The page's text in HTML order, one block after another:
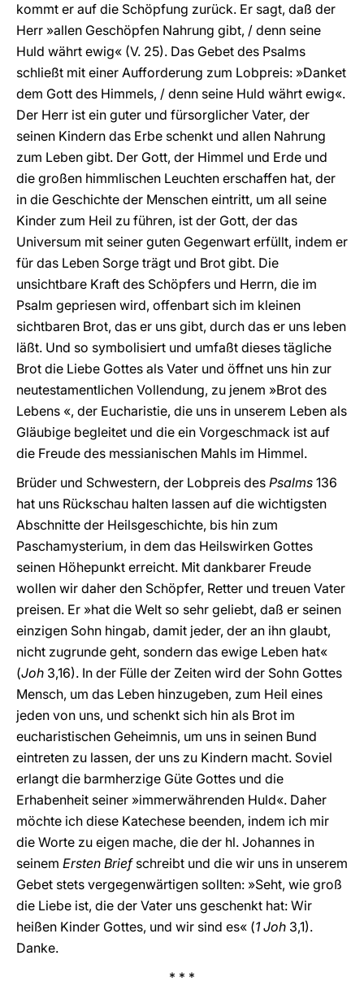
kommt er auf die Schöpfung zurück. Er sagt, daß der
Herr »allen Geschöpfen Nahrung gibt, / denn seine
Huld währt ewig« (V. 25). Das Gebet des Psalms
schließt mit einer Aufforderung zum Lobpreis: »Danket
dem Gott des Himmels, / denn seine Huld währt ewig«.
Der Herr ist ein guter und fürsorglicher Vater, der
seinen Kindern das Erbe schenkt und allen Nahrung
zum Leben gibt. Der Gott, der Himmel und Erde und
die großen himmlischen Leuchten erschaffen hat, der
in die Geschichte der Menschen eintritt, um all seine
Kinder zum Heil zu führen, ist der Gott, der das
Universum mit seiner guten Gegenwart erfüllt, indem er
für das Leben Sorge trägt und Brot gibt. Die
unsichtbare Kraft des Schöpfers und Herrn, die im
Psalm gepriesen wird, offenbart sich im kleinen
sichtbaren Brot, das er uns gibt, durch das er uns leben
läßt. Und so symbolisiert und umfaßt dieses tägliche
Brot die Liebe Gottes als Vater und öffnet uns hin zur
neutestamentlichen Vollendung, zu jenem »Brot des
Lebens «, der Eucharistie, die uns in unserem Leben als
Gläubige begleitet und die ein Vorgeschmack ist auf
die Freude des messianischen Mahls im Himmel.
Brüder und Schwestern, der Lobpreis des Psalms 136
hat uns Rückschau halten lassen auf die wichtigsten
Abschnitte der Heilsgeschichte, bis hin zum
Paschamysterium, in dem das Heilswirken Gottes
seinen Höhepunkt erreicht. Mit dankbarer Freude
wollen wir daher den Schöpfer, Retter und treuen Vater
preisen. Er »hat die Welt so sehr geliebt, daß er seinen
einzigen Sohn hingab, damit jeder, der an ihn glaubt,
nicht zugrunde geht, sondern das ewige Leben hat«
(Joh 3,16). In der Fülle der Zeiten wird der Sohn Gottes
Mensch, um das Leben hinzugeben, zum Heil eines
jeden von uns, und schenkt sich hin als Brot im
eucharistischen Geheimnis, um uns in seinen Bund
eintreten zu lassen, der uns zu Kindern macht. Soviel
erlangt die barmherzige Güte Gottes und die
Erhabenheit seiner »immerwährenden Huld«. Daher
möchte ich diese Katechese beenden, indem ich mir
die Worte zu eigen mache, die der hl. Johannes in
seinem Ersten Brief schreibt und die wir uns in unserem
Gebet stets vergegenwärtigen sollten: »Seht, wie groß
die Liebe ist, die der Vater uns geschenkt hat: Wir
heißen Kinder Gottes, und wir sind es« (1 Joh 3,1).
Danke.
* * *